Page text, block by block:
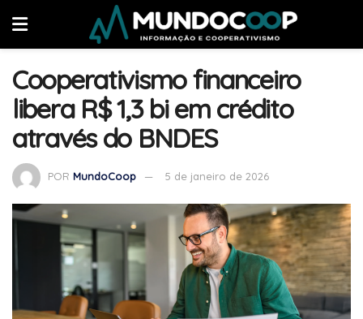
Cooperativismo financeiro
libera R$ 1,3 bi em crédito
através do BNDES
POR MundoCoop 5 de janeiro de 2026